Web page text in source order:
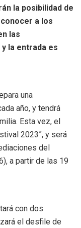
la posibilidad de
a los
las
la entrada es
una
año, y tendrá
Esta vez, el
2023”, y será
del
a partir de las 19
con dos
el desfile de